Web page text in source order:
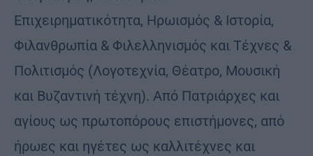
Επιχειρηματικότητα, Ηρωισμός & Ιστορία,
Φιλανθρωπία & Φιλελληνισμός και Τέχνες &
Πολιτισμός (Λογοτεχνία, Θέατρο, Μουσική
και Βυζαντινή τέχνη). Από Πατριάρχες και
αγίους ως πρωτοπόρους επιστήμονες, από
ήρωες και ηγέτες ως καλλιτέχνες και